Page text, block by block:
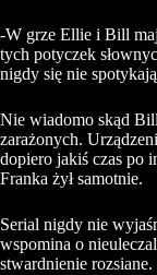
-W grze Ellie i Bill
tych potyczek
nigdy się nie
Nie wiadomo skąd
zarażonych.
dopiero jakiś czas po
Franka żył samotnie.
Serial nigdy nie
wspomina o
stwardnienie rozsiane.